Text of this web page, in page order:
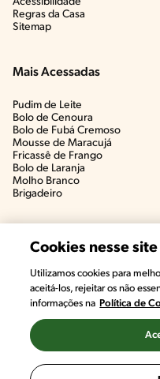
Regras da Casa
Sitemap
Mais Acessadas
Pudim de Leite
Bolo de Cenoura
Bolo de Fubá Cremoso
Mousse de Maracujá
Fricassê de Frango
Bolo de Laranja
Molho Branco
Brigadeiro
Cookies nesse site
Utilizamos cookies para
aceitá-los, rejeitar os não
informações na Política de